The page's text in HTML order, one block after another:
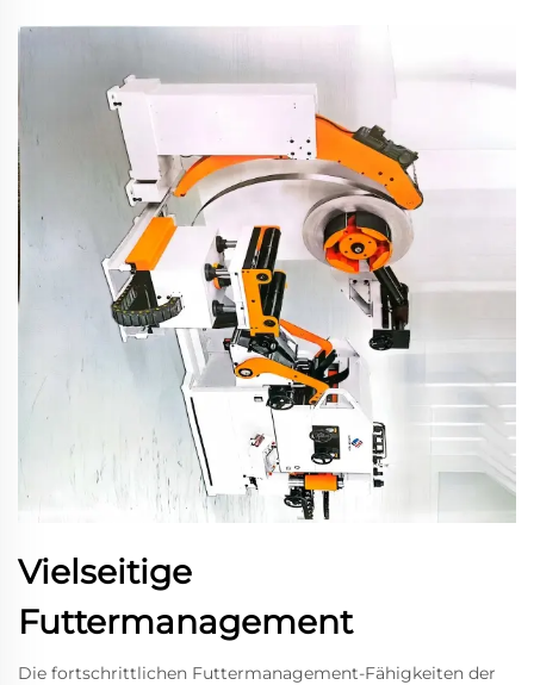
Vielseitige
Futtermanagement
Die fortschrittlichen Futtermanagement-Fähigkeiten der